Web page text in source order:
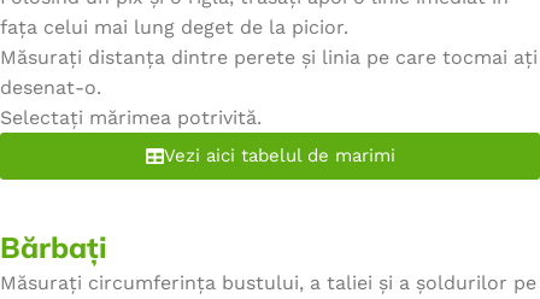
fața celui mai lung deget de la picior.
Măsurați distanța dintre perete și linia pe care tocmai ați
desenat-o.
Selectați mărimea potrivită.
Vezi aici tabelul de marimi
Bărbați
Măsurați circumferința bustului, a taliei și a șoldurilor pe